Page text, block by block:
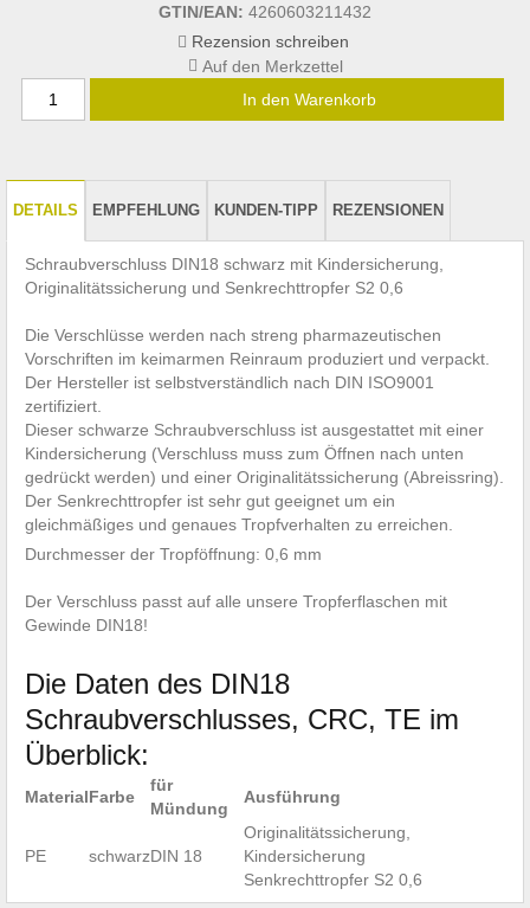
GTIN/EAN: 4260603211432
Rezension schreiben
In den Warenkorb
DETAILS EMPFEHLUNG KUNDEN-TIPP REZENSIONEN
Schraubverschluss DIN18 schwarz mit Kindersicherung,
Originalitätssicherung und Senkrechttropfer S2 0,6
Die Verschlüsse werden nach streng pharmazeutischen
Vorschriften im keimarmen Reinraum produziert und verpackt.
Der Hersteller ist selbstverständlich nach DIN ISO9001
zertifiziert.
Dieser schwarze Schraubverschluss ist ausgestattet mit einer
Kindersicherung (Verschluss muss zum Öffnen nach unten
gedrückt werden) und einer Originalitätssicherung (Abreissring).
Der Senkrechttropfer ist sehr gut geeignet um ein
gleichmäßiges und genaues Tropfverhalten zu erreichen.
Durchmesser der Tropföffnung: 0,6 mm
Der Verschluss passt auf alle unsere Tropferflaschen mit
Gewinde DIN18!
Die Daten des DIN18
Schraubverschlusses, CRC, TE im
Überblick:
MaterialFarbe
für
Mündung
Ausführung
PE schwarzDIN 18
Originalitätssicherung,
Kindersicherung
Senkrechttropfer S2 0,6